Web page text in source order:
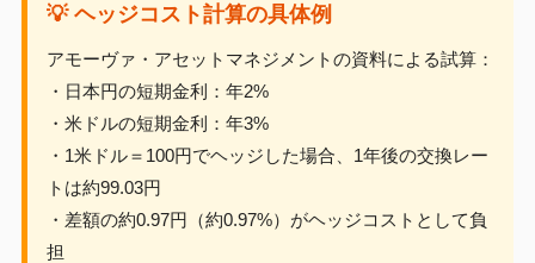
💡 ヘッジコスト計算の具体例
アモーヴァ・アセットマネジメントの資料による試算：
・日本円の短期金利：年2%
・米ドルの短期金利：年3%
・1米ドル＝100円でヘッジした場合、1年後の交換レー
トは約99.03円
・差額の約0.97円（約0.97%）がヘッジコストとして負
担